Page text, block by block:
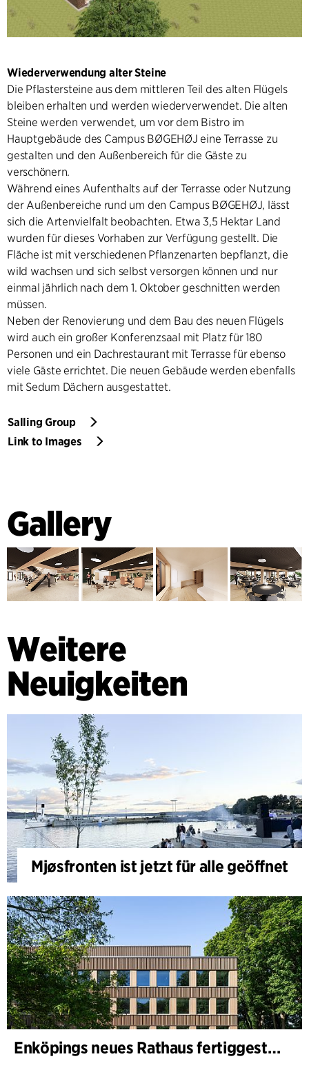
Wiederverwendung alter Steine
Die Pflastersteine aus dem mittleren Teil des alten Flügels
bleiben erhalten und werden wiederverwendet. Die alten
Steine werden verwendet, um vor dem Bistro im
Hauptgebäude des Campus BØGEHØJ eine Terrasse zu
gestalten und den Außenbereich für die Gäste zu
verschönern.
Während eines Aufenthalts auf der Terrasse oder Nutzung
der Außenbereiche rund um den Campus BØGEHØJ, lässt
sich die Artenvielfalt beobachten. Etwa 3,5 Hektar Land
wurden für dieses Vorhaben zur Verfügung gestellt. Die
Fläche ist mit verschiedenen Pflanzenarten bepflanzt, die
wild wachsen und sich selbst versorgen können und nur
einmal jährlich nach dem 1. Oktober geschnitten werden
müssen.
Neben der Renovierung und dem Bau des neuen Flügels
wird auch ein großer Konferenzsaal mit Platz für 180
Personen und ein Dachrestaurant mit Terrasse für ebenso
viele Gäste errichtet. Die neuen Gebäude werden ebenfalls
mit Sedum Dächern ausgestattet.
Salling Group
Link to Images
Gallery
Weitere
Neuigkeiten
Mjøsfronten ist jetzt für alle geöffnet
Enköpings neues Rathaus fertiggestellt